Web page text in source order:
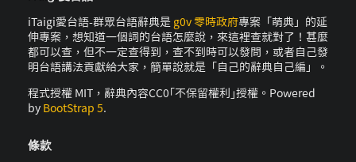
iTaigi愛台語-群眾台語辭典是 g0v 零時政府專案「萌典」的延
伸專案，想知道一個詞的台語怎麼說，來這裡查就對了！甚麼
都可以查，但不一定查得到，查不到時可以發問，或者自己發
明台語講法貢獻給大家，簡單說就是「自己的辭典自己編」。
程式授權 MIT，辭典內容CC0｢不保留權利｣授權。Powered
by BootStrap 5.
條款